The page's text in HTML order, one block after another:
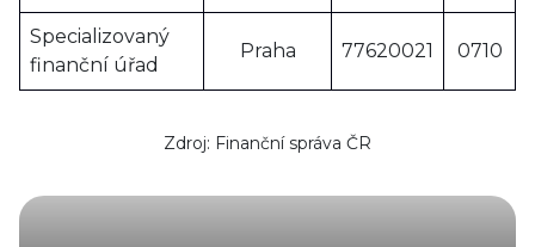
Specializovaný
finanční úřad
Praha 77620021 0710
Zdroj: Finanční správa ČR